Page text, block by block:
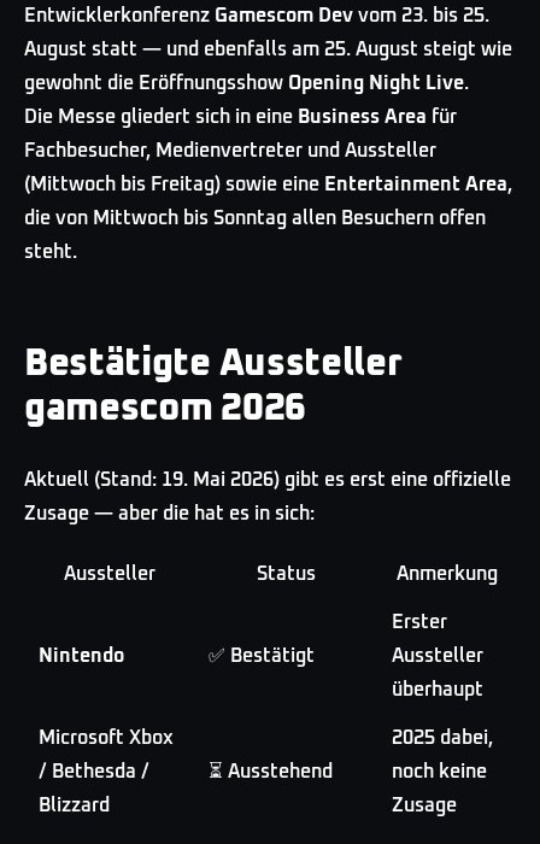
Entwicklerkonferenz Gamescom Dev vom 23. bis 25.
August statt — und ebenfalls am 25. August steigt wie
gewohnt die Eröffnungsshow Opening Night Live.
Die Messe gliedert sich in eine Business Area für
Fachbesucher, Medienvertreter und Aussteller
(Mittwoch bis Freitag) sowie eine Entertainment Area,
die von Mittwoch bis Sonntag allen Besuchern offen
steht.
Bestätigte Aussteller
gamescom 2026
Aktuell (Stand: 19. Mai 2026) gibt es erst eine offizielle
Zusage — aber die hat es in sich:
Aussteller Status Anmerkung
Nintendo ✅ Bestätigt
Erster
Aussteller
überhaupt
Microsoft Xbox
/ Bethesda /
Blizzard
⏳ Ausstehend
2025 dabei,
noch keine
Zusage